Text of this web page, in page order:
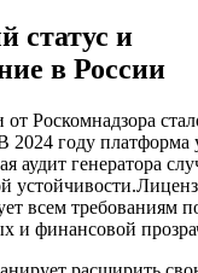
статус и
в России
Роскомнадзора
2024 году
аудит генератора
всем требованиям
и финансовой